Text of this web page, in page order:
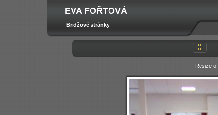
EVA FOŘTOVÁ
Bridžové stránky
Resize